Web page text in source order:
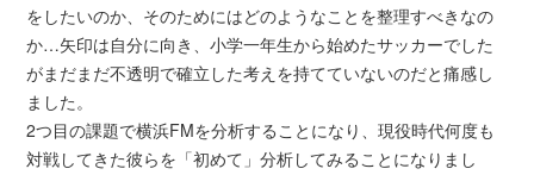
をしたいのか、そのためにはどのようなことを整理すべきなの
か…矢印は自分に向き、小学一年生から始めたサッカーでした
がまだまだ不透明で確立した考えを持てていないのだと痛感し
ました。
2つ目の課題で横浜FMを分析することになり、現役時代何度も
対戦してきた彼らを「初めて」分析してみることになりまし